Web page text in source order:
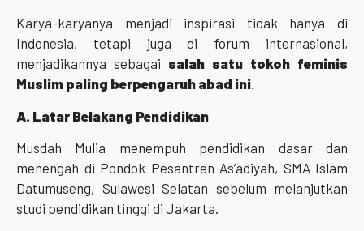
Karya-karyanya menjadi inspirasi tidak hanya di
Indonesia, tetapi juga di forum internasional,
menjadikannya sebagai salah satu tokoh feminis
Muslim paling berpengaruh abad ini.
A. Latar Belakang Pendidikan
Musdah Mulia menempuh pendidikan dasar dan
menengah di Pondok Pesantren As’adiyah, SMA Islam
Datumuseng, Sulawesi Selatan sebelum melanjutkan
studi pendidikan tinggi di Jakarta.